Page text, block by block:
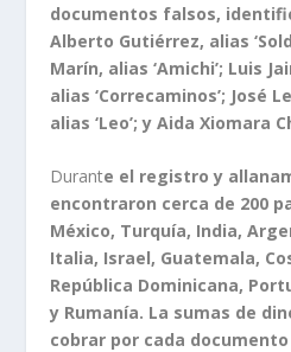
documentos falsos,
Alberto Gutiérrez, alias
Marín, alias ‘Amichi’; Luis
alias ‘Correcaminos’; José
alias ‘Leo’; y Aida Xiomara
Durante el registro y
encontraron cerca de 200
México, Turquía, India,
Italia, Israel, Guatemala,
República Dominicana,
y Rumanía. La sumas de
cobrar por cada